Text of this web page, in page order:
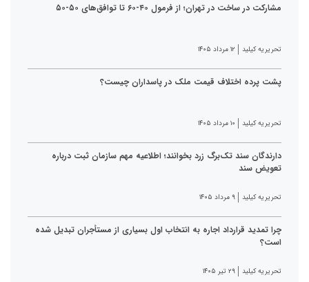
مشارکت در ساخت در تهران؛ از فرمول ۴۰-۶۰ تا توافق‌های ۵۰-۵۰
تحریریه کیلید ۱۲ مرداد ۱۴۰۵
پشت پرده اختلاف قیمت ملک در پاسداران چیست؟
تحریریه کیلید ۱۰ مرداد ۱۴۰۵
دارندگان سند تک‌برگ زرد بخوانند؛ اطلاعیه مهم سازمان ثبت درباره
تعویض سند
تحریریه کیلید ۹ مرداد ۱۴۰۵
چرا تمدید قرارداد اجاره به انتخاب اول بسیاری از مستأجران تبدیل شده
است؟
تحریریه کیلید ۲۹ تیر ۱۴۰۵